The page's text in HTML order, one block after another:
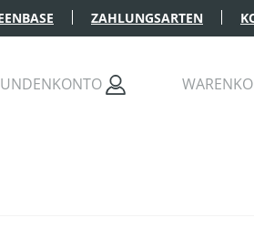
ZAHLUNGSARTEN